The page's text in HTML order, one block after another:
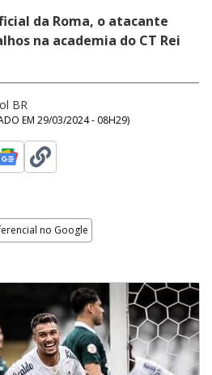
da Roma, o atacante
na academia do CT Rei
BR
EM 29/03/2024 - 08H29)
no Google